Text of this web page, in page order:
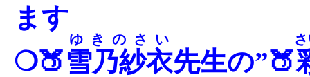
ます
❍🍑雪乃紗衣
ゆきのさい
先生の”🍑